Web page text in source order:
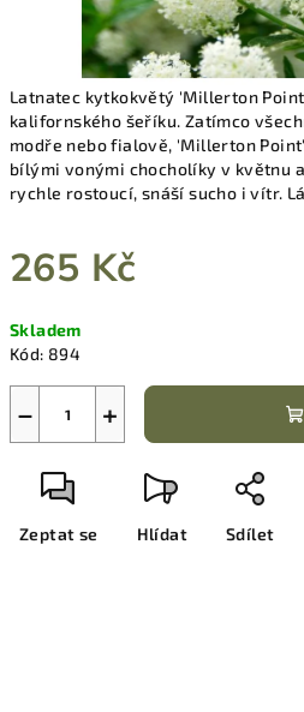
Latnatec kytkokvětý 'Millerton
kalifornského šeříku. Zatímco
modře nebo fialově, 'Millerton
bílými vonými chocholíky v květnu
rychle rostoucí, snáší sucho i vítr.
265 Kč
cena:
Skladem
Kód: 894
+
−
Zeptat se Hlídat Sdílet